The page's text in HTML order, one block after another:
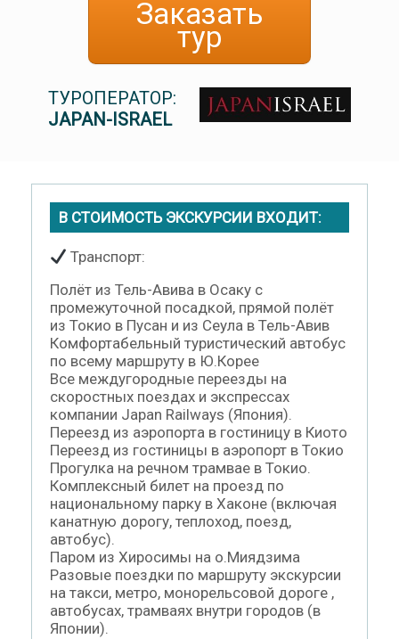
Заказать
тур
ТУРОПЕРАТОР:
JAPAN-ISRAEL
В СТОИМОСТЬ ЭКСКУРСИИ ВХОДИТ:
Транспорт:
Полёт из Тель-Авива в Осаку с
промежуточной посадкой, прямой полёт
из Токио в Пусан и из Сеула в Тель-Авив
Комфортабельный туристический автобус
по всему маршруту в Ю.Корее
Все междугородные переезды на
скоростных поездах и экспрессах
компании Japan Railways (Япония).
Переезд из аэропорта в гостиницу в Киото
Переезд из гостиницы в аэропорт в Токио
Прогулка на речном трамвае в Токио.
Комплексный билет на проезд по
национальному парку в Хаконе (включая
канатную дорогу, теплоход, поезд,
автобус).
Паром из Хиросимы на о.Миядзима
Разовые поездки по маршруту экскурсии
на такси, метро, монорельсовой дороге ,
автобусах, трамваях внутри городов (в
Японии).